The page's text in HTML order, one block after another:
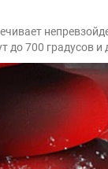
до 700 градусов